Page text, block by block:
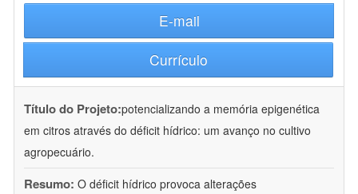
E-mail
Currículo
Título do Projeto:potencializando a memória epigenética
em citros através do déficit hídrico: um avanço no cultivo
agropecuário.
Resumo: O déficit hídrico provoca alterações